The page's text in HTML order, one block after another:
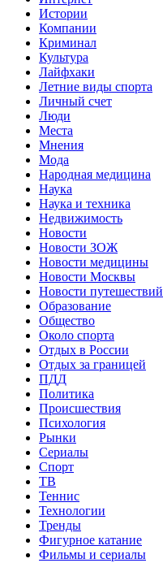
Истории
Компании
Криминал
Культура
Лайфхаки
Летние виды спорта
Личный счет
Люди
Места
Мнения
Мода
Народная медицина
Наука
Наука и техника
Недвижимость
Новости
Новости ЗОЖ
Новости медицины
Новости Москвы
Новости путешествий
Образование
Общество
Около спорта
Отдых в России
Отдых за границей
ПДД
Политика
Происшествия
Психология
Рынки
Сериалы
Спорт
ТВ
Теннис
Технологии
Тренды
Фигурное катание
Фильмы и сериалы